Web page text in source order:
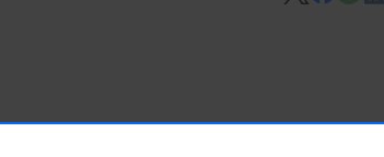
域では生化学・免疫分析装
。分子診断事業を成長戦略